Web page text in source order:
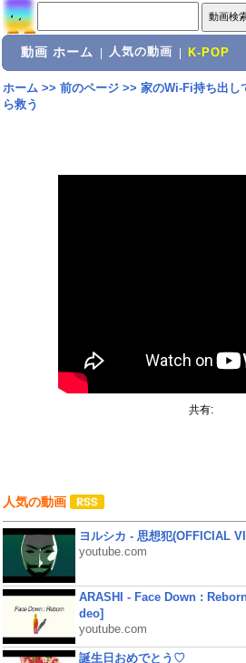
動画 ホーム 人気の動画 K-POP
ホーム>> 前のページ>> 家のWi-Fi持ち出し
ら救う
共有:
人気の動画
ヨルシカ - 思想犯(OFFICIAL
youtube.com
ARASHI - Face Down :
deo]
youtube.com
誕生日おめでとう♡